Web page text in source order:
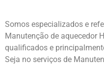
Somos especializados e
Manutenção de aquecedor
qualificados e
Seja no serviços de